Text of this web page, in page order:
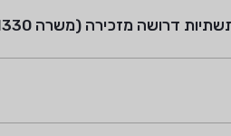
דרושה מזכירה (משרה 1330)